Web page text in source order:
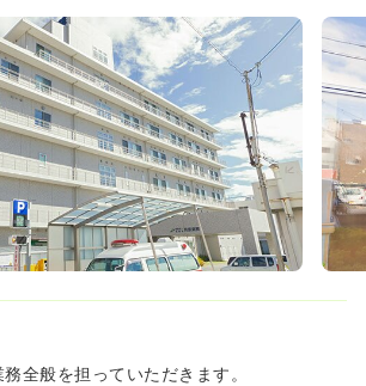
当が手厚く整っています！
全般を担っていただきます。